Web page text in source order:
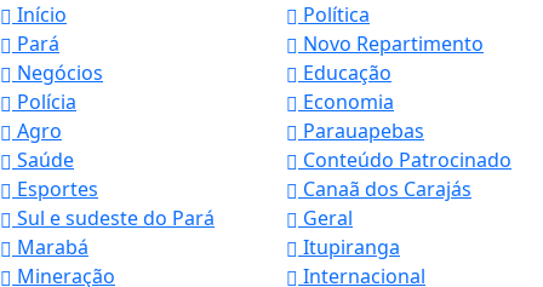
Início
Política
Pará
Novo Repartimento
Negócios
Educação
Polícia
Economia
Agro
Parauapebas
Saúde
Conteúdo Patrocinado
Esportes
Canaã dos Carajás
Sul e sudeste do Pará
Geral
Marabá
Itupiranga
Mineração
Internacional